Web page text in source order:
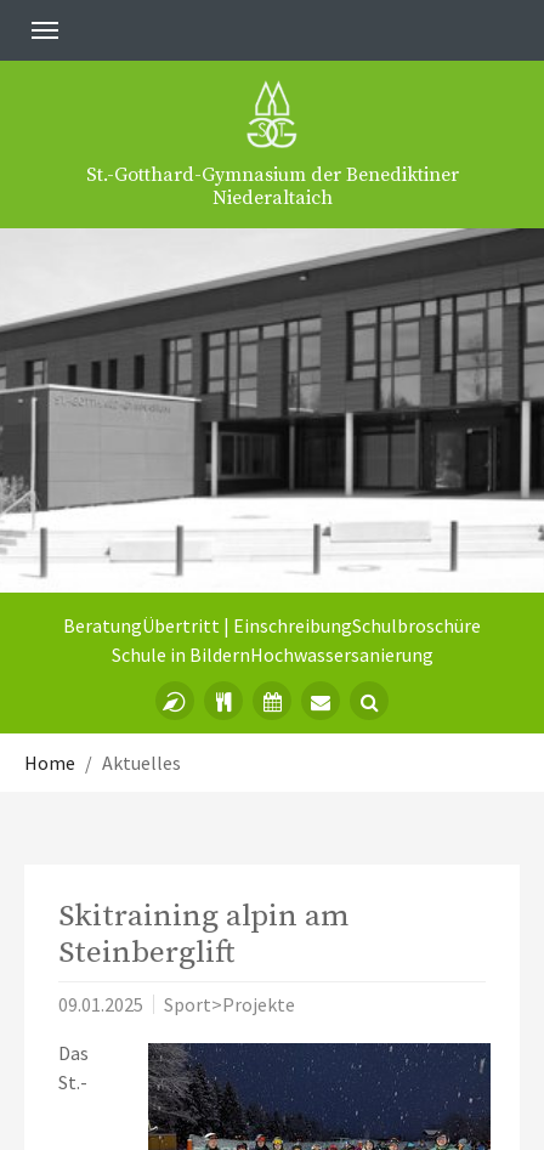
St.-Gotthard-Gymnasium der Benediktiner
Niederaltaich
BeratungÜbertritt | EinschreibungSchulbroschüre
Schule in BildernHochwassersanierung
Home Aktuelles
Skitraining alpin am
Steinberglift
09.01.2025 Sport>Projekte
Das
St.-